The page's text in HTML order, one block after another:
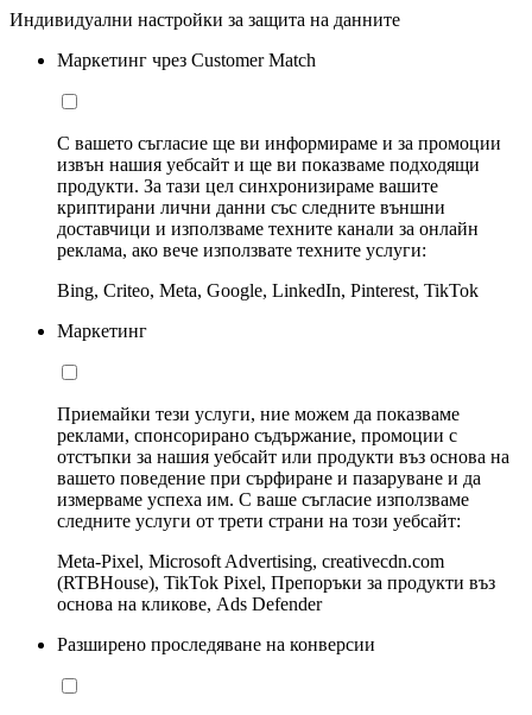
Индивидуални настройки за защита на данните
Маркетинг чрез Customer Match
С вашето съгласие ще ви информираме и за промоции
извън нашия уебсайт и ще ви показваме подходящи
продукти. За тази цел синхронизираме вашите
криптирани лични данни със следните външни
доставчици и използваме техните канали за онлайн
реклама, ако вече използвате техните услуги:
Bing, Criteo, Meta, Google, LinkedIn, Pinterest, TikTok
Маркетинг
Приемайки тези услуги, ние можем да показваме
реклами, спонсорирано съдържание, промоции с
отстъпки за нашия уебсайт или продукти въз основа на
вашето поведение при сърфиране и пазаруване и да
измерваме успеха им. С ваше съгласие използваме
следните услуги от трети страни на този уебсайт:
Meta-Pixel, Microsoft Advertising, creativecdn.com
(RTBHouse), TikTok Pixel, Препоръки за продукти въз
основа на кликове, Ads Defender
Разширено проследяване на конверсии